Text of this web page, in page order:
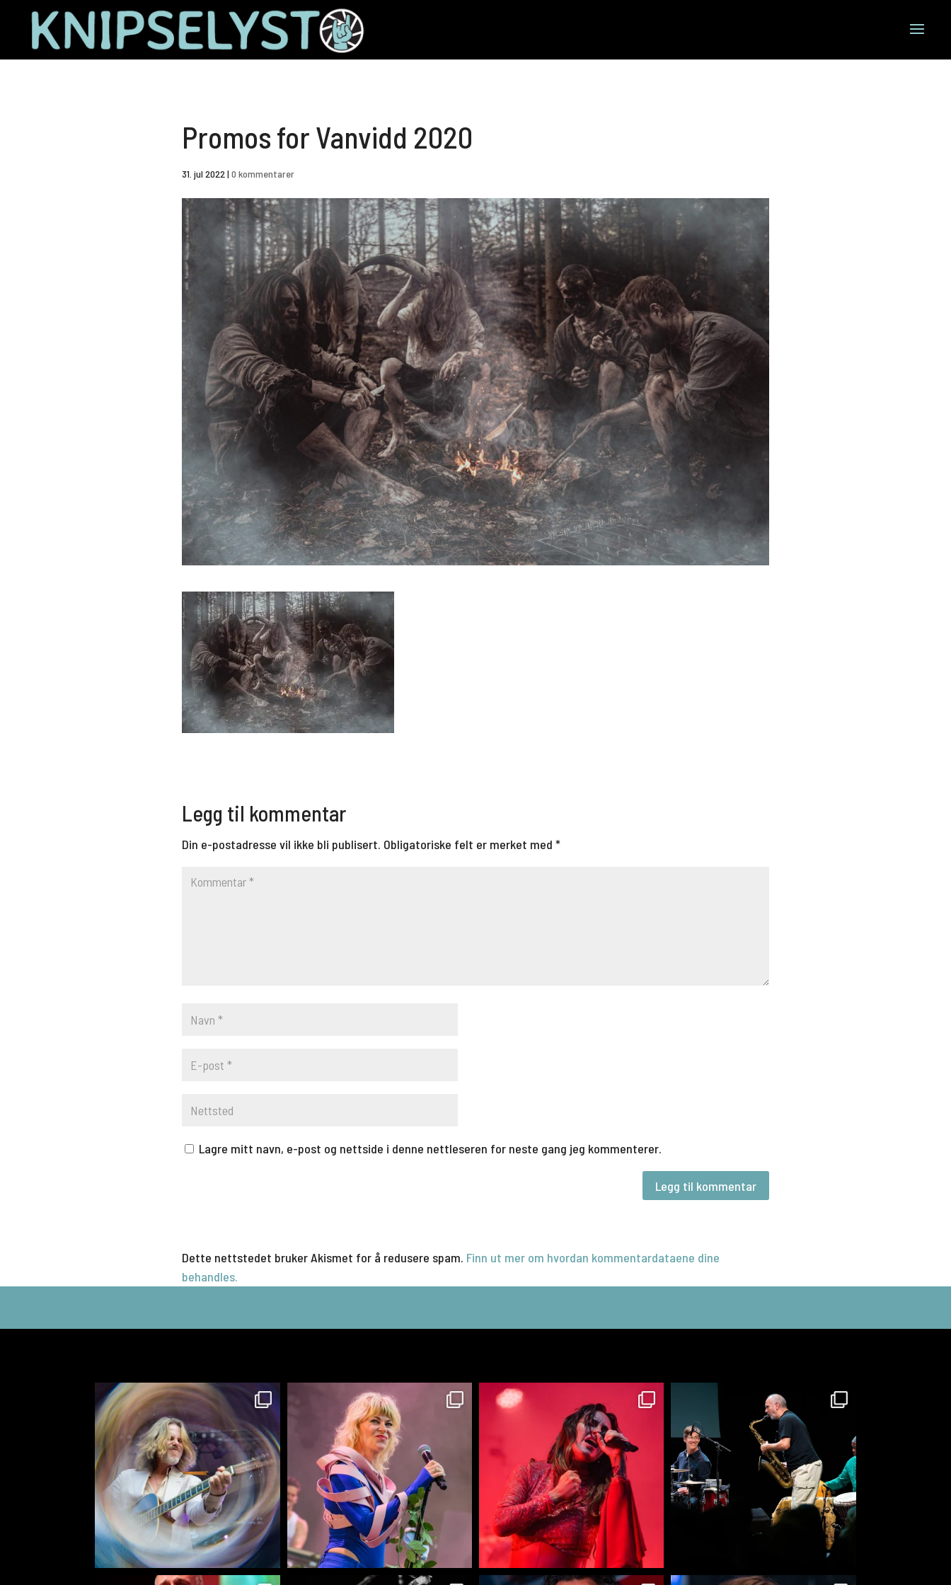
Promos for Vanvidd 2020
31. jul 2022 | 0 kommentarer
Legg til kommentar
Din e-postadresse vil ikke bli publisert. Obligatoriske felt er merket med *
Lagre mitt navn, e-post og nettside i denne nettleseren for neste gang jeg kommenterer.
Dette nettstedet bruker Akismet for å redusere spam. Finn ut mer om hvordan kommentardataene dine
behandles.